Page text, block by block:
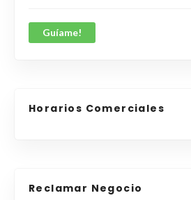
Guíame!
Horarios Comerciales
Reclamar Negocio